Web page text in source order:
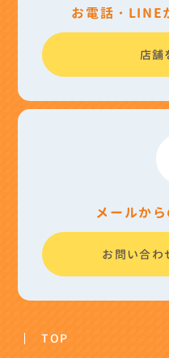
お電話・LINE
店舗
メールか
お問い合わ
TOP